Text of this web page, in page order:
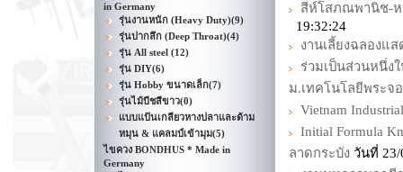
in Germany
รุ่นงานหนัก (Heavy Duty)(9)
รุ่นปากลึก (Deep Throat)(4)
รุ่น All steel (12)
รุ่น DIY(6)
รุ่น Hobby ขนาดเล็ก(7)
รุ่นไม้บีชสีขาว(0)
แบบแป้นเกลียวหางปลาและด้าม
หมุน & แคลมป์เข้ามุม(5)
ไขควง BONDHUS * Made in
Germany
สีห์โสภณพานิช-หน่
19:32:24
งานเลี้ยงฉลองแ
ร่วมเป็นส่วนหนึ่ง
ม.เทคโนโลยีพระจ
Vietnam
Initial Formula
ลาดกระบัง วันที่